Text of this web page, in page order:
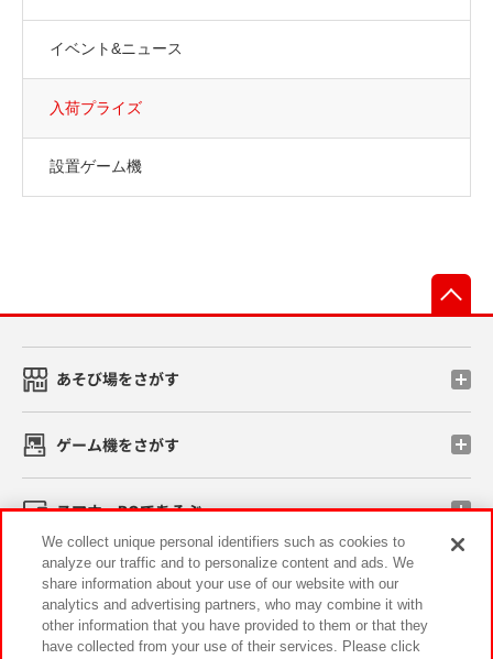
イベント&ニュース
入荷プライズ
設置ゲーム機
あそび場をさがす
ゲーム機をさがす
スマホ・PCであそぶ
イベント・キャンペーン
We collect unique personal identifiers such as cookies to
analyze our traffic and to personalize content and ads. We
share information about your use of our website with our
analytics and advertising partners, who may combine it with
other information that you have provided to them or that they
have collected from your use of their services. Please click